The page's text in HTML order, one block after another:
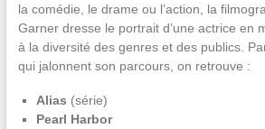
la comédie, le drame ou l’action, la
Garner dresse le portrait d’une actrice en
à la diversité des genres et des publics.
qui jalonnent son parcours, on retrouve :
Alias (série)
Pearl Harbor